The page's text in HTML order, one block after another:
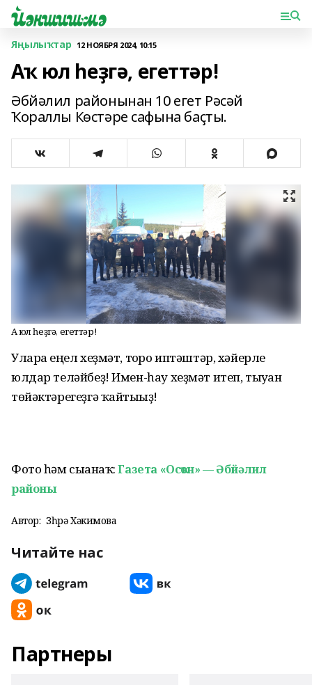
Яңылыҡтар 12 НОЯБРЯ 2024, 10:15
Аҡ юл һеҙгә, егеттәр!
Әбйәлил районынан 10 егет Рәсәй
Ҡораллы Көстәре сафына баҫты.
Аҡ юл һеҙгә, егеттәр!
Уларға еңел хеҙмәт, тоғро иптәштәр, хәйерле
юлдар теләйбеҙ! Имен-һау хеҙмәт итеп, тыуған
төйәктәрегеҙгә ҡайтығыҙ!
Фото һәм сығанаҡ:Газета «Осҡон» — Әбйәлил
районы
Автор: Зөһрә Хәкимова
Читайте нас
Партнеры